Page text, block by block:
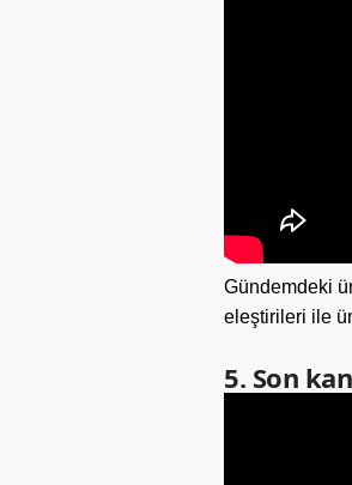
Gündemdeki
eleştirileri ile
5. Son